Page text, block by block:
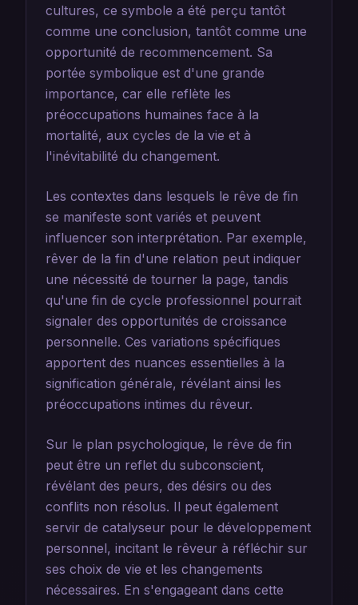
cultures, ce symbole a été perçu tantôt
comme une conclusion, tantôt comme une
opportunité de recommencement. Sa
portée symbolique est d'une grande
importance, car elle reflète les
préoccupations humaines face à la
mortalité, aux cycles de la vie et à
l'inévitabilité du changement.
Les contextes dans lesquels le rêve de fin
se manifeste sont variés et peuvent
influencer son interprétation. Par exemple,
rêver de la fin d'une relation peut indiquer
une nécessité de tourner la page, tandis
qu'une fin de cycle professionnel pourrait
signaler des opportunités de croissance
personnelle. Ces variations spécifiques
apportent des nuances essentielles à la
signification générale, révélant ainsi les
préoccupations intimes du rêveur.
Sur le plan psychologique, le rêve de fin
peut être un reflet du subconscient,
révélant des peurs, des désirs ou des
conflits non résolus. Il peut également
servir de catalyseur pour le développement
personnel, incitant le rêveur à réfléchir sur
ses choix de vie et les changements
nécessaires. En s'engageant dans cette